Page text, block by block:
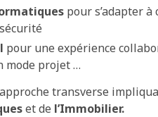
pour s’adapter
pour une expérience
mode projet …
transverse
et de l’Immobilier.